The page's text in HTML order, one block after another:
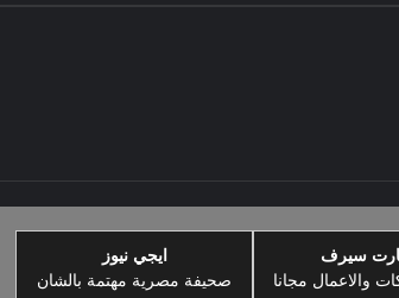
سيرف
والاعمال مجانا
ايجي نيوز
صحيفة مصرية مهتمة بالشان